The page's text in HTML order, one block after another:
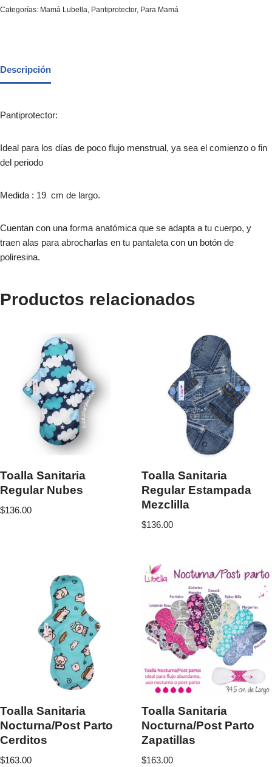
Categorías: Mamá Lubella Pantiprotector, Para Mamá
Descripción
Pantiprotector:
Ideal para los días de poco flujo menstrual, ya sea el comienzo o fin
del periodo
Medida : 19 cm de largo.
Cuentan con una forma anatómica que se adapta a tu cuerpo, y
traen alas para abrocharlas en tu pantaleta con un botón de
poliresina.
Productos relacionados
Toalla Sanitaria
Regular Nubes
$136.00
Toalla Sanitaria
Regular Estampada
Mezclilla
$136.00
Toalla Sanitaria
Nocturna/Post Parto
Cerditos
$163.00
Toalla Sanitaria
Nocturna/Post Parto
Zapatillas
$163.00